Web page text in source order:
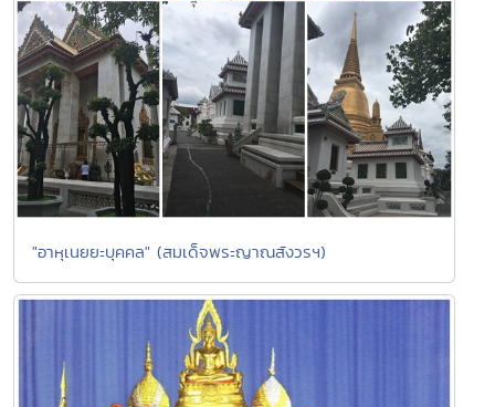
"อาหุเนยยะบุคคล" (สมเด็จพระญาณสังวรฯ)